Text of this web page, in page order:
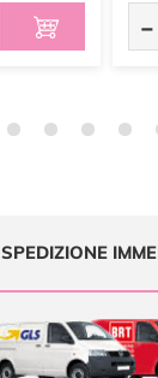
-
SPEDIZIONE